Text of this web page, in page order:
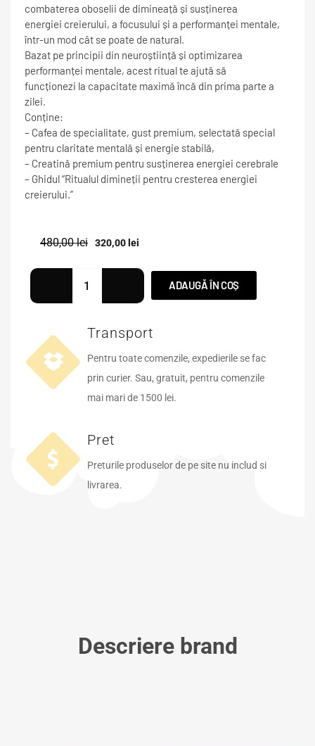
combaterea oboselii de dimineață și susținerea
energiei creierului, a focusului și a performanței mentale,
într-un mod cât se poate de natural.
Bazat pe principii din neuroștiință și optimizarea
performanței mentale, acest ritual te ajută să
funcționezi la capacitate maximă încă din prima parte a
zilei.
Conține:
– Cafea de specialitate, gust premium, selectată special
pentru claritate mentală și energie stabilă,
– Creatină premium pentru susținerea energiei cerebrale
– Ghidul “Ritualul dimineții pentru cresterea energiei
creierului.”
480,00lei 320,00 lei
ADAUGĂ ÎN COȘ
Transport
Pentru toate comenzile, expedierile se fac
prin curier. Sau, gratuit, pentru comenzile
mai mari de 1500 lei.
Pret
Preturile produselor de pe site nu includ si
livrarea.
Descriere brand